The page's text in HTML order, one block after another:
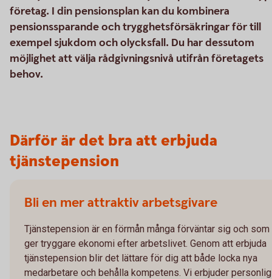
företag. I din pensionsplan kan du kombinera
pensionssparande och trygghetsförsäkringar för till
exempel sjukdom och olycksfall. Du har dessutom
möjlighet att välja rådgivningsnivå utifrån företagets
behov.
Därför är det bra att erbjuda
tjänstepension
Bli en mer attraktiv arbetsgivare
Tjänstepension är en förmån många förväntar sig och som
ger tryggare ekonomi efter arbetslivet. Genom att erbjuda
tjänstepension blir det lättare för dig att både locka nya
medarbetare och behålla kompetens. Vi erbjuder personlig